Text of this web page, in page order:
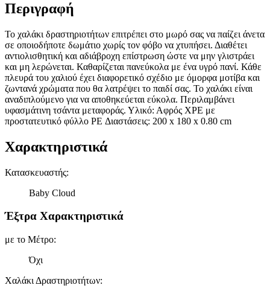
Περιγραφή
Το χαλάκι δραστηριοτήτων επιτρέπει στο μωρό σας να παίζει άνετα
σε οποιοδήποτε δωμάτιο χωρίς τον φόβο να χτυπήσει. Διαθέτει
αντιολισθητική και αδιάβροχη επίστρωση ώστε να μην γλιστράει
και μη λερώνεται. Καθαρίζεται πανεύκολα με ένα υγρό πανί. Κάθε
πλευρά του χαλιού έχει διαφορετικό σχέδιο με όμορφα μοτίβα και
ζωντανά χρώματα που θα λατρέψει το παιδί σας. Το χαλάκι είναι
αναδιπλούμενο για να αποθηκεύεται εύκολα. Περιλαμβάνει
υφασμάτινη τσάντα μεταφοράς. Υλικό: Αφρός XPE με
προστατευτικό φύλλο PE Διαστάσεις: 200 x 180 x 0.80 cm
Χαρακτηριστικά
Κατασκευαστής:
Baby Cloud
Έξτρα Χαρακτηριστικά
με το Μέτρο:
Όχι
Χαλάκι Δραστηριοτήτων: